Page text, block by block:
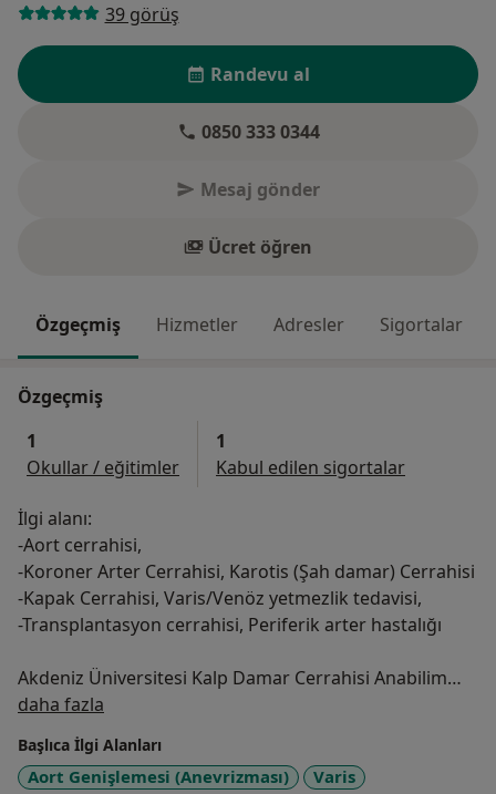
39 görüş
Randevu al
0850 333 0344
Mesaj gönder
Ücret öğren
Özgeçmiş Hizmetler Adresler Sigortalar
Özgeçmiş
1
Okullar / eğitimler
1
Kabul edilen sigortalar
İlgi alanı:
-Aort cerrahisi,
-Koroner Arter Cerrahisi, Karotis (Şah damar) Cerrahisi
-Kapak Cerrahisi, Varis/Venöz yetmezlik tedavisi,
-Transplantasyon cerrahisi, Periferik arter hastalığı
Akdeniz Üniversitesi Kalp Damar Cerrahisi Anabilim
dalında, Profesör Doktor ünvanı ile öğretim üyesi
olarak görevini sürdürmekte.
daha fazla
Başlıca İlgi Alanları
Aort Genişlemesi (Anevrizması)
Varis